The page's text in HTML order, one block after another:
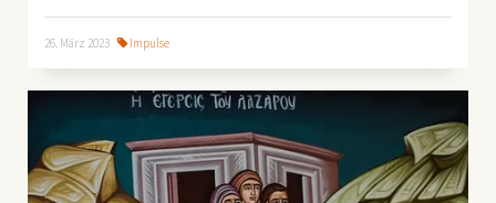
26. März 2023 Impulse